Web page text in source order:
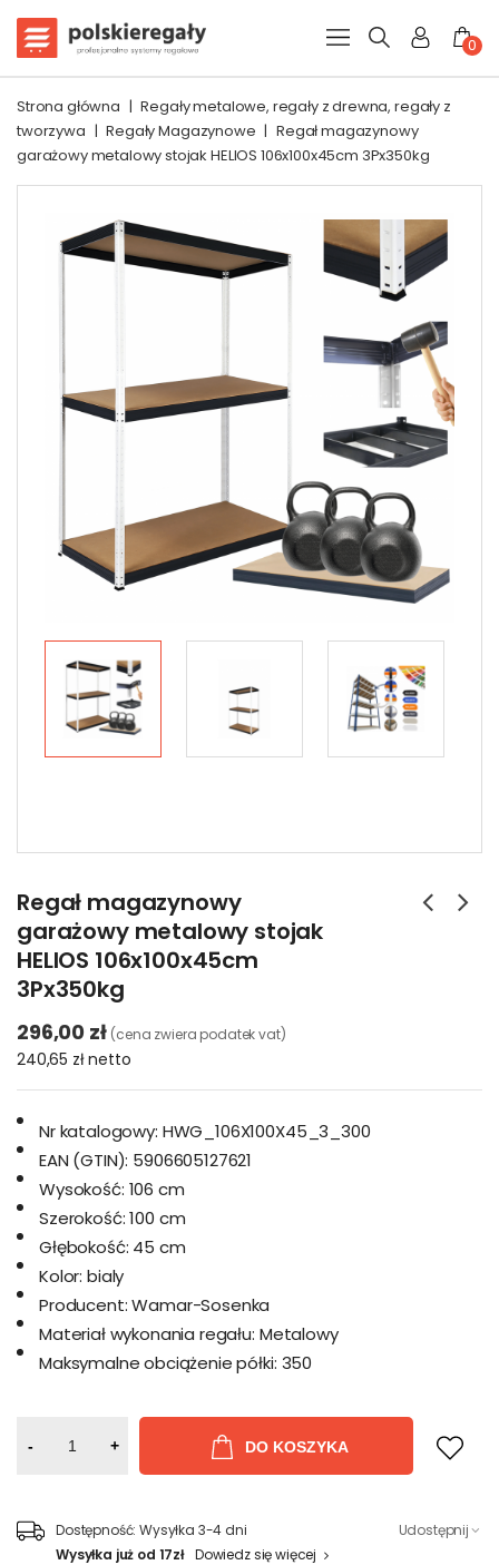
0
Strona główna | Regały metalowe, regały z drewna, regały z
tworzywa | Regały Magazynowe | Regał magazynowy
garażowy metalowy stojak HELIOS 106x100x45cm 3Px350kg
Regał magazynowy
garażowy metalowy stojak
HELIOS 106x100x45cm
3Px350kg
296,00 zł (cena zwiera podatek vat)
240,65 złnetto
Nr katalogowy: HWG_106X100X45_3_300
EAN (GTIN): 5906605127621
Wysokość: 106 cm
Szerokość: 100 cm
Głębokość: 45 cm
Kolor: bialy
Producent: Wamar-Sosenka
Materiał wykonania regału: Metalowy
Maksymalne obciążenie półki: 350
- + DO KOSZYKA
Dostępność: Wysyłka 3-4 dni
Wysyłka już od 17zł Dowiedz się więcej
Udostępnij